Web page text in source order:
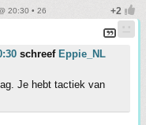
20:30 • 26
schreef Eppie_NL
Je hebt tactiek van